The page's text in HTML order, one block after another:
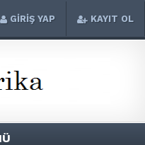
GİRİŞ YAP KAYIT OL